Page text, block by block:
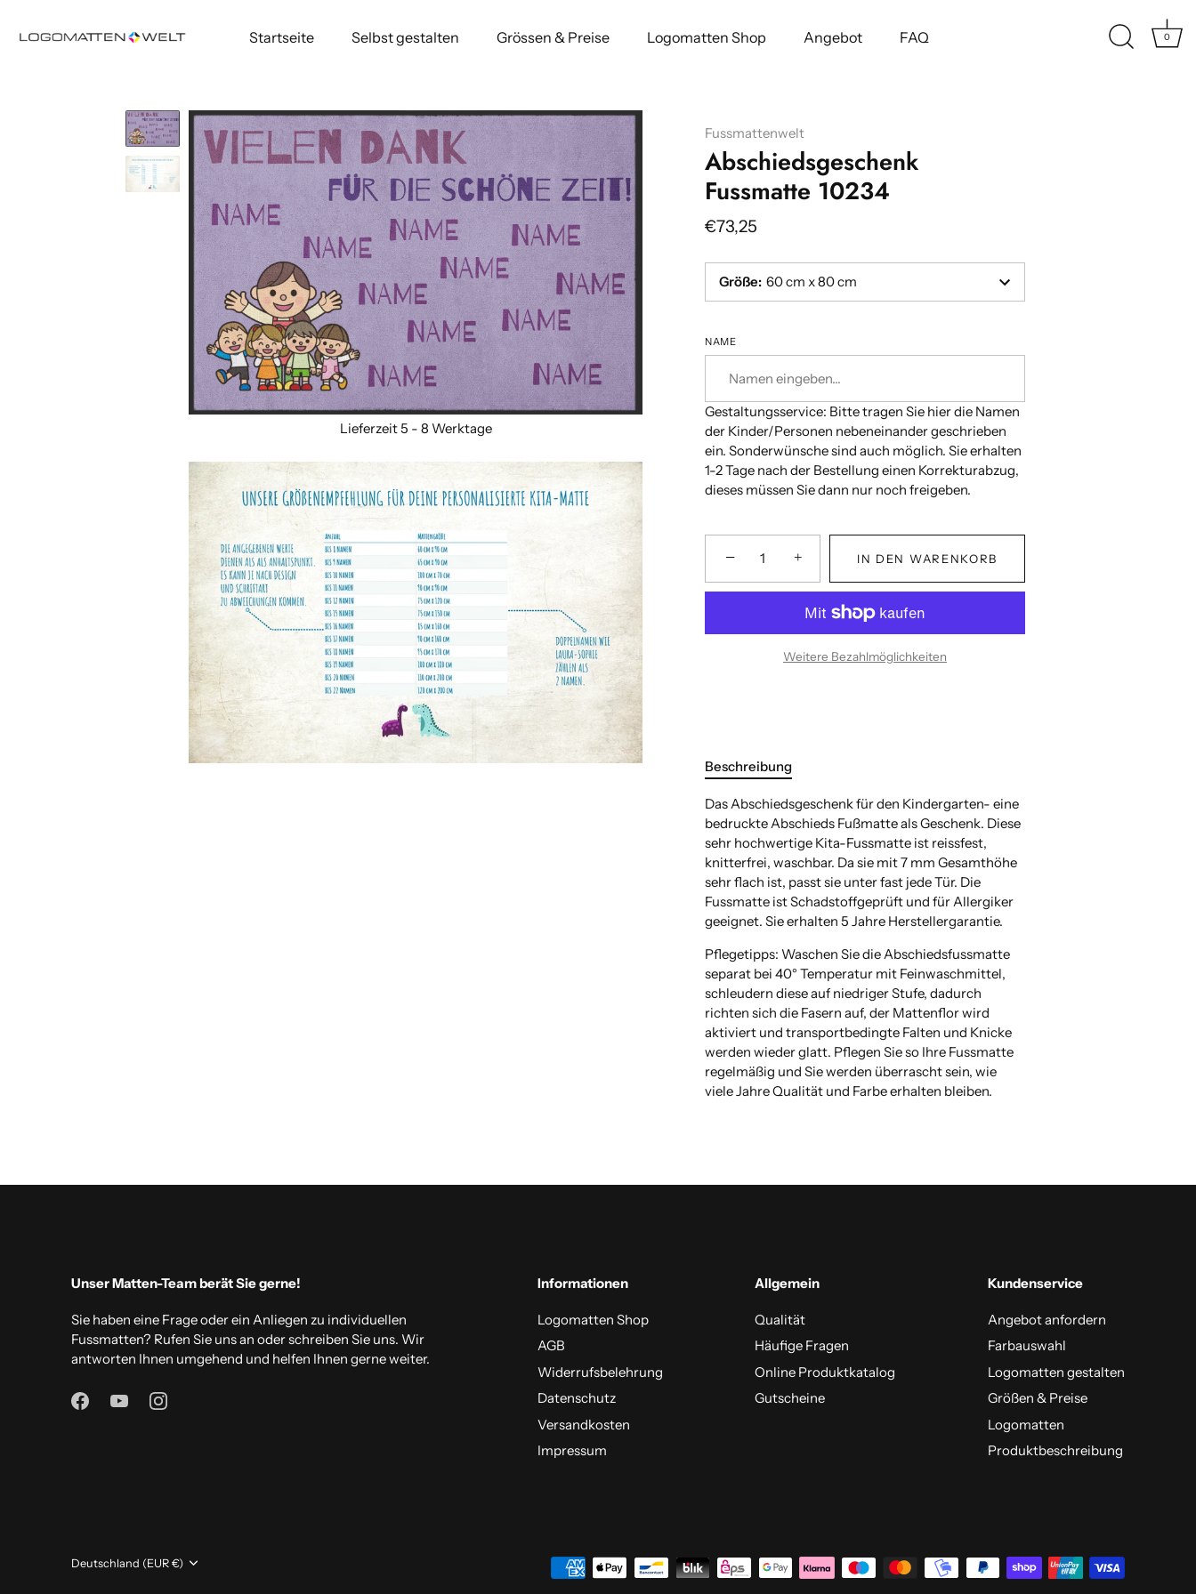
Startseite Selbst gestalten Grössen & Preise Logomatten Shop Angebot FAQ 0
Fussmattenwelt
Abschiedsgeschenk
Fussmatte 10234
€73,25
Größe: 60 cm x 80 cm
NAME
Gestaltungsservice: Bitte tragen Sie hier die Namen
der Kinder/Personen nebeneinander geschrieben
ein. Sonderwünsche sind auch möglich. Sie erhalten
1-2 Tage nach der Bestellung einen Korrekturabzug,
dieses müssen Sie dann nur noch freigeben.
− + IN DEN WARENKORB
Weitere Bezahlmöglichkeiten
Beschreibung
Das Abschiedsgeschenk für den Kindergarten- eine
bedruckte Abschieds Fußmatte als Geschenk. Diese
sehr hochwertige Kita-Fussmatte ist reissfest,
knitterfrei, waschbar. Da sie mit 7 mm Gesamthöhe
sehr flach ist, passt sie unter fast jede Tür. Die
Fussmatte ist Schadstoffgeprüft und für Allergiker
geeignet. Sie erhalten 5 Jahre Herstellergarantie.
Pflegetipps: Waschen Sie die Abschiedsfussmatte
separat bei 40° Temperatur mit Feinwaschmittel,
schleudern diese auf niedriger Stufe, dadurch
richten sich die Fasern auf, der Mattenflor wird
aktiviert und transportbedingte Falten und Knicke
werden wieder glatt. Pflegen Sie so Ihre Fussmatte
regelmäßig und Sie werden überrascht sein, wie
viele Jahre Qualität und Farbe erhalten bleiben.
Unser Matten-Team berät Sie gerne!
Sie haben eine Frage oder ein Anliegen zu individuellen
Fussmatten? Rufen Sie uns an oder schreiben Sie uns. Wir
antworten Ihnen umgehend und helfen Ihnen gerne weiter.
Informationen
Logomatten Shop
AGB
Widerrufsbelehrung
Datenschutz
Versandkosten
Impressum
Allgemein
Qualität
Häufige Fragen
Online Produktkatalog
Gutscheine
Kundenservice
Angebot anfordern
Farbauswahl
Logomatten gestalten
Größen & Preise
Logomatten
Produktbeschreibung
Währung
Deutschland (EUR €)